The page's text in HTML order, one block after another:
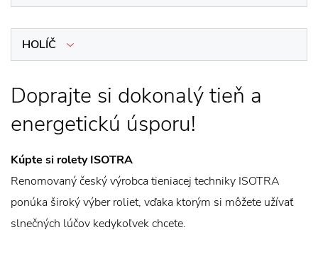
HOLÍČ
Doprajte si dokonalý tieň a
energetickú úsporu!
Kúpte si rolety ISOTRA
Renomovaný český výrobca tieniacej techniky ISOTRA
ponúka široký výber roliet, vďaka ktorým si môžete užívať
slnečných lúčov kedykoľvek chcete.